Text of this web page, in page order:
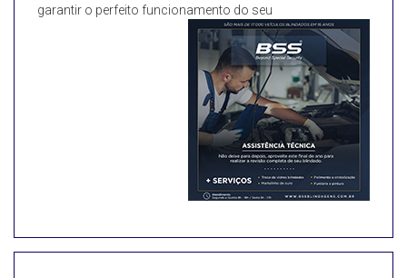
garantir o perfeito funcionamento do seu